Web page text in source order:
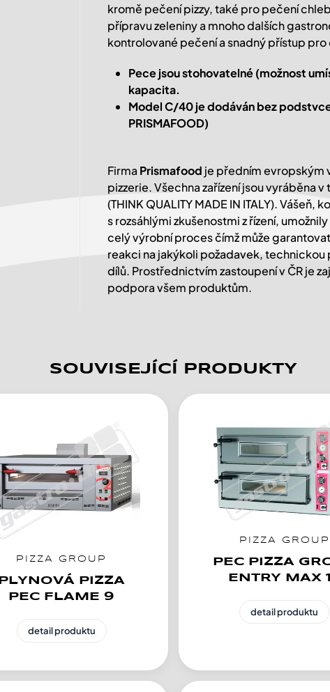
kromě pečení pizzy, také pro pečení
přípravu zeleniny a mnoho dalších
kontrolované pečení a snadný přístup
Pece jsou stohovatelné (možnost
kapacita.
Model C/40 je dodáván bez
PRISMAFOOD)
Firma Prismafood je předním
pizzerie. Všechna zařízení jsou vyráběna
(THINK QUALITY MADE IN ITALY).
s rozsáhlými zkušenostmi z řízení,
celý výrobní proces čímž může
reakci na jakýkoli požadavek,
dílů. Prostřednictvím zastoupení v ČR je
podpora všem produktům.
SOUVISEJÍCÍ PRODUKTY
PIZZA GROUP
PLYNOVÁ PIZZA
PEC FLAME 9
detail produktu
PIZZA GROUP
PEC PIZZA
ENTRY MAX
detail produktu